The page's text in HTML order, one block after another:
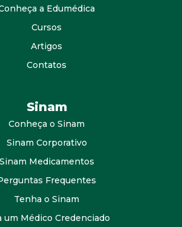
a Edumédica
Cursos
Artigos
Contatos
Sinam
Conheça o Sinam
Sinam Corporativo
Sinam Medicamentos
Frequentes
Tenha o Sinam
um Médico Credenciado